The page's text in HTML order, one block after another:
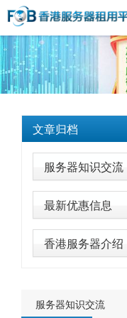
文章归档
服务器知识交流
最新优惠信息
香港服务器介绍
服务器知识交流